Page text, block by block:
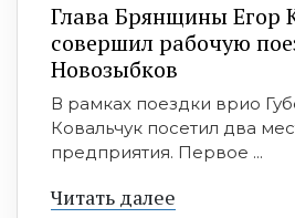
Глава Брянщины Егор
совершил рабочую
Новозыбков
В рамках поездки врио
Ковальчук посетил два
предприятия. Первое ...
Читать далее